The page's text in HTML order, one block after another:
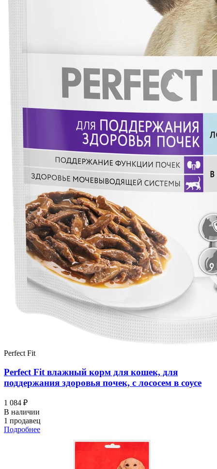
Perfect Fit
Perfect Fit влажный корм для кошек, для
поддержания здоровья почек, с лососем в соусе
1 084 ₽
В наличии
1 продавец
Подробнее